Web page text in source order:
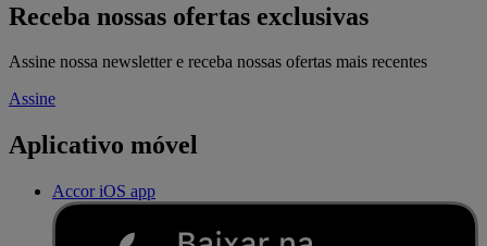
Receba nossas ofertas exclusivas
Assine nossa newsletter e receba nossas ofertas mais recentes
Assine
Aplicativo móvel
Accor iOS app